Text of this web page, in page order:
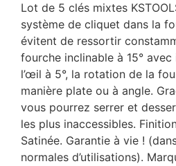
Lot de 5 clés mixtes
système de cliquet dans la
évitent de ressortir
fourche inclinable à 15°
l’œil à 5°, la rotation de la
manière plate ou à angle.
vous pourrez serrer et
les plus inaccessibles.
Satinée. Garantie à vie !
normales d’utilisations).